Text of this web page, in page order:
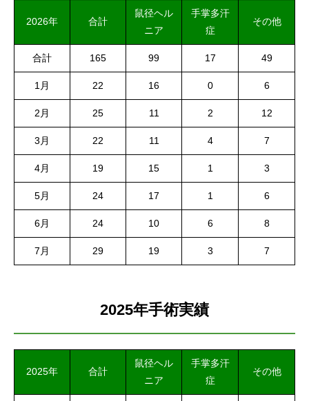
2026年 合計
鼠径ヘル
ニア
手掌多汗
症
その他
合計 165 99 17 49
1月 22 16 0 6
2月 25 11 2 12
3月 22 11 4 7
4月 19 15 1 3
5月 24 17 1 6
6月 24 10 6 8
7月 29 19 3 7
2025年手術実績
2025年 合計
鼠径ヘル
ニア
手掌多汗
症
その他